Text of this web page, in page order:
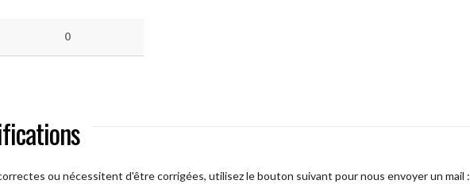
0
ou nécessitent d'être corrigées, utilisez le bouton suivant pour nous envoyer un mail :